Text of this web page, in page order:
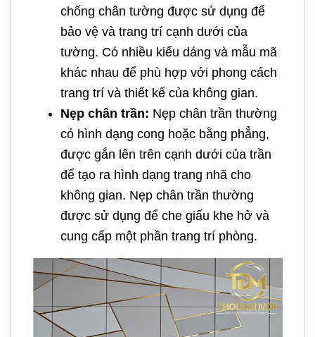
chống chân tường được sử dụng để
bảo vệ và trang trí cạnh dưới của
tường. Có nhiều kiểu dáng và mẫu mã
khác nhau để phù hợp với phong cách
trang trí và thiết kế của không gian.
Nẹp chân trần: Nẹp chân trần thường
có hình dạng cong hoặc bằng phẳng,
được gắn lên trên cạnh dưới của trần
để tạo ra hình dạng trang nhã cho
không gian. Nẹp chân trần thường
được sử dụng để che giấu khe hở và
cung cấp một phần trang trí phòng.